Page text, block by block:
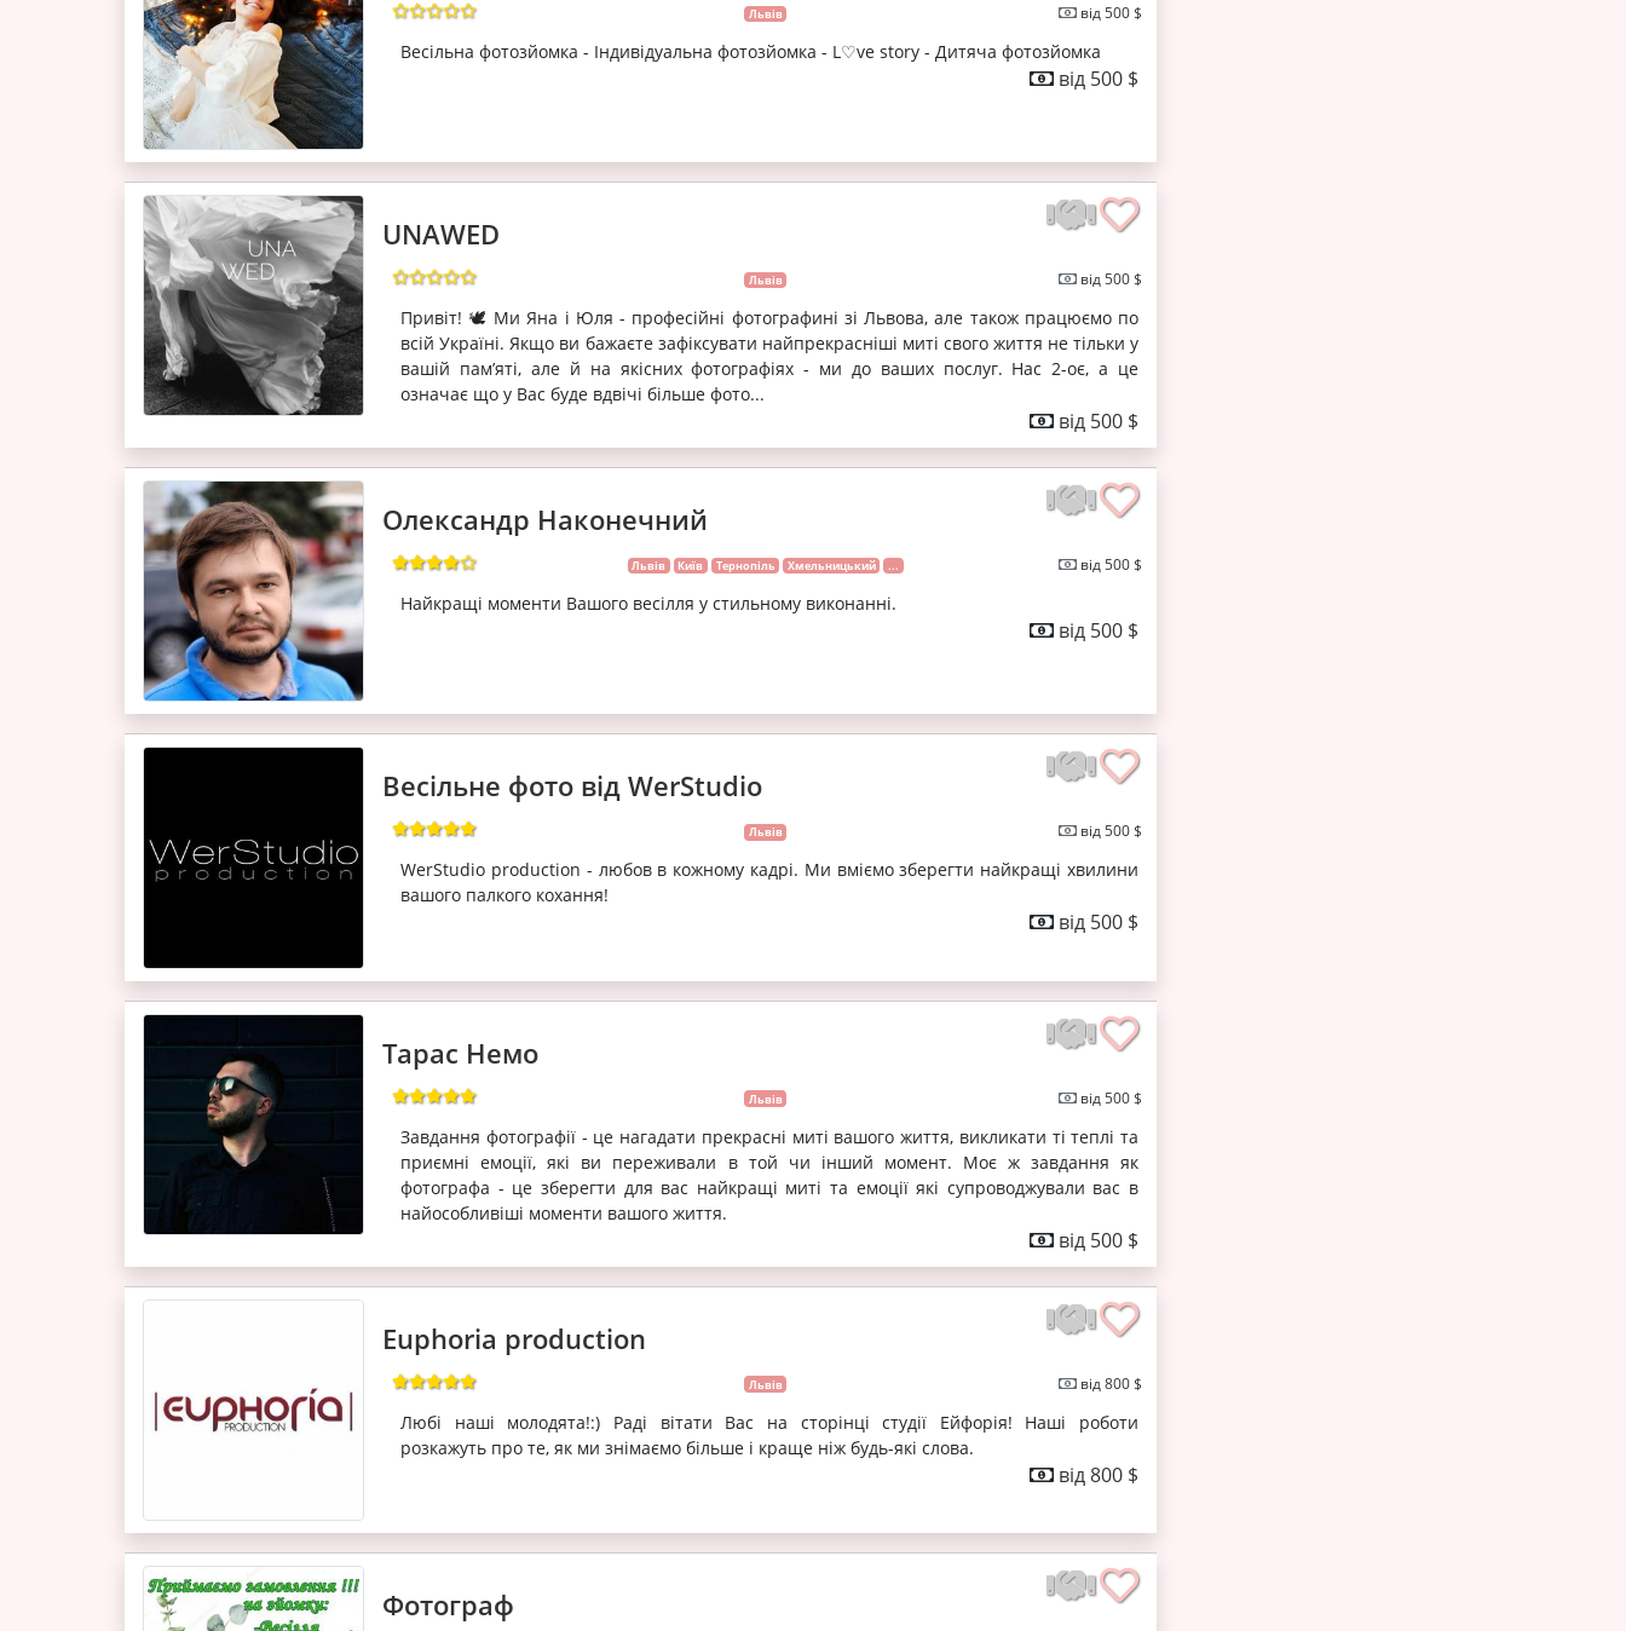
Львів від 500 $
Весільна фотозйомка - Індивідуальна фотозйомка - L♡ve story - Дитяча фотозйомка
від 500 $
UNAWED
Львів від 500 $
Привіт! 🕊 Ми Яна і Юля - професійні фотографині зі Львова, але також працюємо по
всій Україні. Якщо ви бажаєте зафіксувати найпрекрасніші миті свого життя не тільки у
вашій пам’яті, але й на якісних фотографіях - ми до ваших послуг. Нас 2-оє, а це
означає що у Вас буде вдвічі більше фото...
від 500 $
Олександр Наконечний
Львів Київ Тернопіль Хмельницький ... від 500 $
Найкращі моменти Вашого весілля у стильному виконанні.
від 500 $
Весільне фото від WerStudio
Львів від 500 $
WerStudio production - любов в кожному кадрі. Ми вміємо зберегти найкращі хвилини
вашого палкого кохання!
від 500 $
Тарас Немо
Львів від 500 $
Завдання фотографії - це нагадати прекрасні миті вашого життя, викликати ті теплі та
приємні емоції, які ви переживали в той чи інший момент. Моє ж завдання як
фотографа - це зберегти для вас найкращі миті та емоції які супроводжували вас в
найособливіші моменти вашого життя.
від 500 $
Euphoria production
Львів від 800 $
Любі наші молодята!:) Раді вітати Вас на сторінці студії Ейфорія! Наші роботи
розкажуть про те, як ми знімаємо більше і краще ніж будь-які слова.
від 800 $
Фотограф